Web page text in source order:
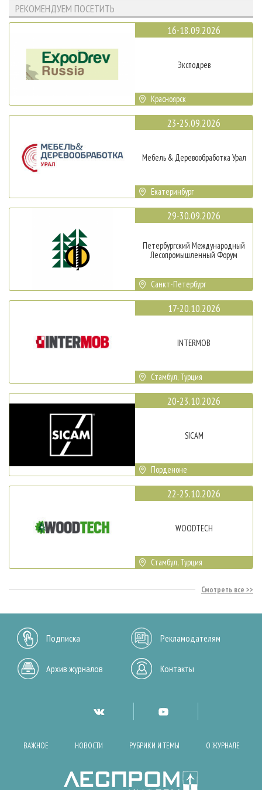
РЕКОМЕНДУЕМ ПОСЕТИТЬ
16-18.09.2026
Эксподрев
Красноярск
23-25.09.2026
Мебель & Деревообработка Урал
Екатеринбург
29-30.09.2026
Петербургский Международный
Лесопромышленный Форум
Санкт-Петербург
17-20.10.2026
INTERMOB
Стамбул, Турция
20-23.10.2026
SICAM
Порденоне
22-25.10.2026
WOODTECH
Стамбул, Турция
Смотреть все
Подписка Рекламодателям
Архив журналов Контакты
ВАЖНОЕ НОВОСТИ РУБРИКИ И ТЕМЫ О ЖУРНАЛЕ